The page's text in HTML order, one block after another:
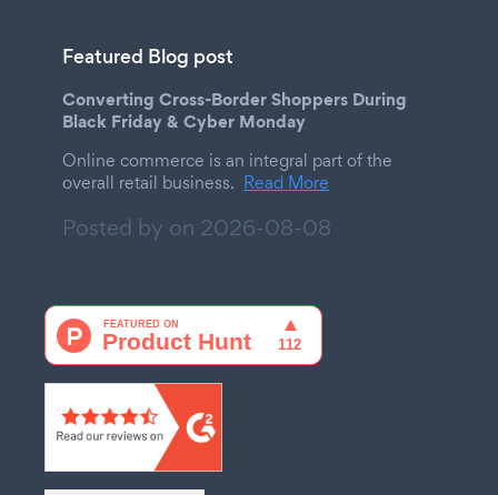
Featured Blog post
Converting Cross-Border Shoppers During
Black Friday & Cyber Monday
Online commerce is an integral part of the
overall retail business. Read More
Posted by on 2026-08-08